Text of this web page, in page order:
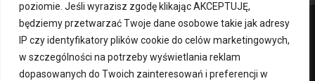
poziomie. Jeśli wyrazisz zgodę klikając AKCEPTUJĘ,
będziemy przetwarzać Twoje dane osobowe takie jak adresy
IP czy identyfikatory plików cookie do celów marketingowych,
w szczególności na potrzeby wyświetlania reklam
dopasowanych do Twoich zainteresowań i preferencji w